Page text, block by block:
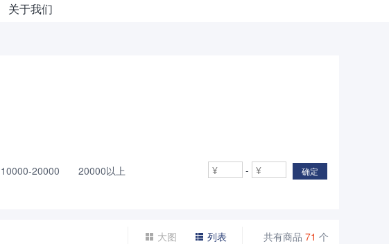
关于我们
10000-20000 20000以上 - 确定
共有商品 71 个
大图 列表